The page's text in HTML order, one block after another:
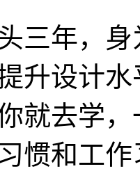
三年，
升设计
就去学
惯和工